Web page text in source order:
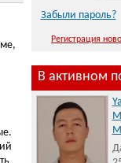
Забыли пароль?
Регистрация
В активном